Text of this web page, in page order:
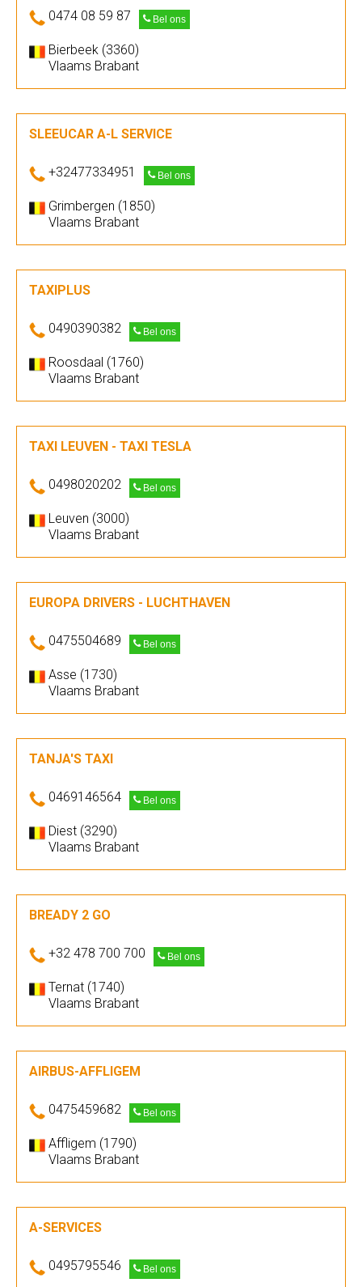
0474 08 59 87 Bel ons
Bierbeek (3360)
Vlaams Brabant
SLEEUCAR A-L SERVICE
+32477334951 Bel ons
Grimbergen (1850)
Vlaams Brabant
TAXIPLUS
0490390382 Bel ons
Roosdaal (1760)
Vlaams Brabant
TAXI LEUVEN - TAXI TESLA
0498020202 Bel ons
Leuven (3000)
Vlaams Brabant
EUROPA DRIVERS - LUCHTHAVEN
0475504689 Bel ons
Asse (1730)
Vlaams Brabant
TANJA'S TAXI
0469146564 Bel ons
Diest (3290)
Vlaams Brabant
BREADY 2 GO
+32 478 700 700 Bel ons
Ternat (1740)
Vlaams Brabant
AIRBUS-AFFLIGEM
0475459682 Bel ons
Affligem (1790)
Vlaams Brabant
A-SERVICES
0495795546 Bel ons